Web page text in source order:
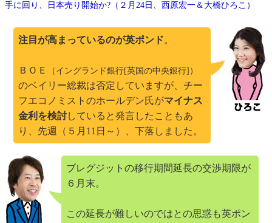
手に回り、日本売り開始か?（２月24日、西原宏一＆大橋ひろこ）
注目が高まっているのが英ポンド。
ＢＯＥ （イングランド銀行[英国の中央銀行]）
のベイリー総裁は否定していますが、チー
フエコノミストのホールデン氏がマイナス
金利を検討していると発言したこともあ
り、先週（５月11日～）、下落しました。
ブレグジットの移行期間延長の交渉期限が
６月末。
この延長が難しいのではとの思惑も英ポン